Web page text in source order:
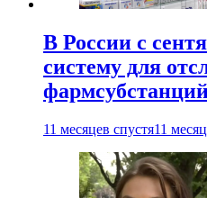
В России с
систему для
11 месяцев спустя11